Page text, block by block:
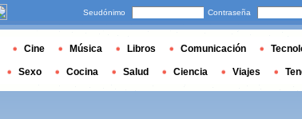
Seudónimo Contraseña
Cine Música Libros Comunicación
Sexo Cocina Salud Ciencia Viajes